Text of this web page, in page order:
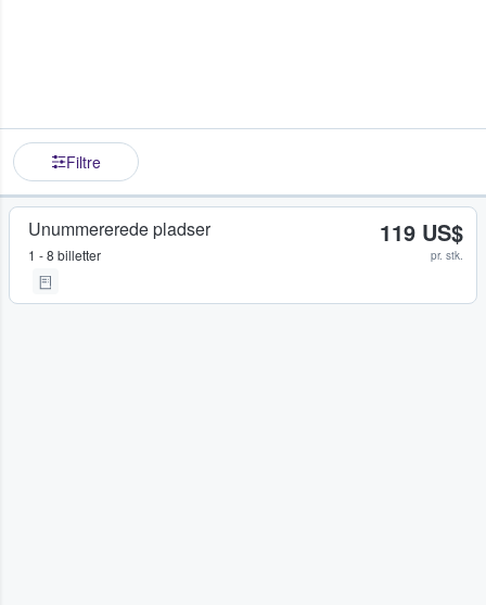
Filtre
Unummererede pladser
1 - 8 billetter
119 US$
pr. stk.